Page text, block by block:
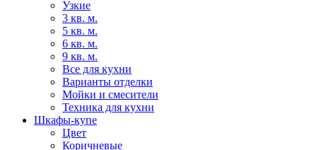
Узкие
3 кв. м.
5 кв. м.
6 кв. м.
9 кв. м.
Все для кухни
Варианты отделки
Мойки и смесители
Техника для кухни
Шкафы-купе
Цвет
Коричневые